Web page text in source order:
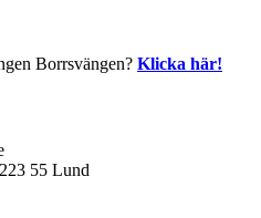
Borrsvängen? Klicka här!
55 Lund